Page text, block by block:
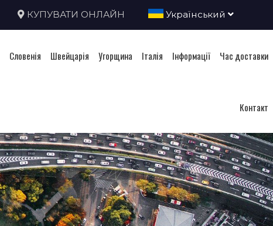
КУПУВАТИ ОНЛАЙН Український
Словенія Швейцарія Угорщина Італія Інформації Час доставки
Контакт